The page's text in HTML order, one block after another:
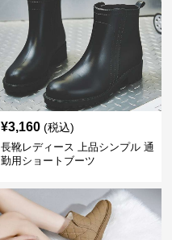
¥3,160 (税込)
長靴レディース 上品シンプル 通
勤用ショートブーツ